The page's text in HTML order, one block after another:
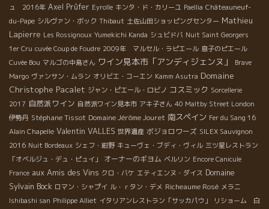
ュ 2016年 Axel Prüfer Eyrolle キンタ・ド・カリーユ Paellia Châteauneuf-
du-Pape シルヴァン・ボック Thibaut 土佐山田ショッピングセンター Mathieu
Lapierre Les Rossignoux Yumekichi Kanda シュビドバ Nuit Saint Georgers
1er Cru cuvée Coup de Foudre 2009年 マルセル・ラピエール 息子のピエール
Cuvée Bou マルゴの中島さん ワイン見本市「アンディジェンヌ」
Brave
Margo ヴァンサン・ムラン オリビエ・コーエン Kamm Asutra Domaine
Christophe Pacalet ジャン・ピエール・ロビノ コスミック Sorcellerie
2017 自然派ワイン 自然派ワイン見本市 アキ子さん 40 Maltby Street London
伊勢丹 Stéphane Tissot Domaine Jérôme Jouret 南スペイン Fer du Sang 16
Alain Chapelle Valentin VALLES 世界遺産 ボジョロワーズ SILEX Sauvignon
2016 Nuit Bordeaux シェフ・紺野 キューヴェ・ブディ・ヴィル 三ツ星レストラン
「オベルジュ・デュ・ピュイ」
オーナーのギヨム ベルリン Encore Canicule
France aux Amis des Vins クロ・バケ エティエンヌ・ダイス Domaine
Sylvain Bock ロマン・シャプイ ル・ｒタン・デメ Richeaume Rosé メラニ
Ishibashi san Philippe Alliet イタリアンレストラン「サッカパウ」
リショーム 白